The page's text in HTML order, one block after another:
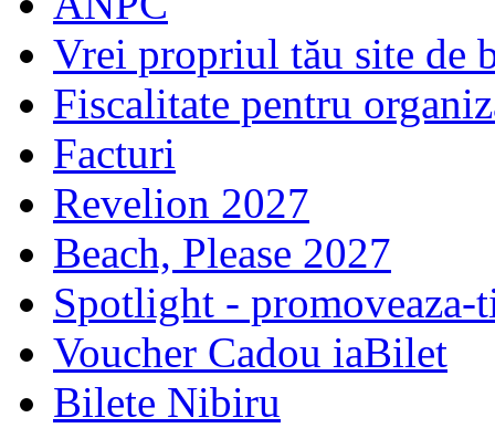
Vrei propriul tău site de
Fiscalitate pentru
Facturi
Revelion 2027
Beach, Please 2027
Spotlight - promoveaza-
Voucher Cadou iaBilet
Bilete Nibiru